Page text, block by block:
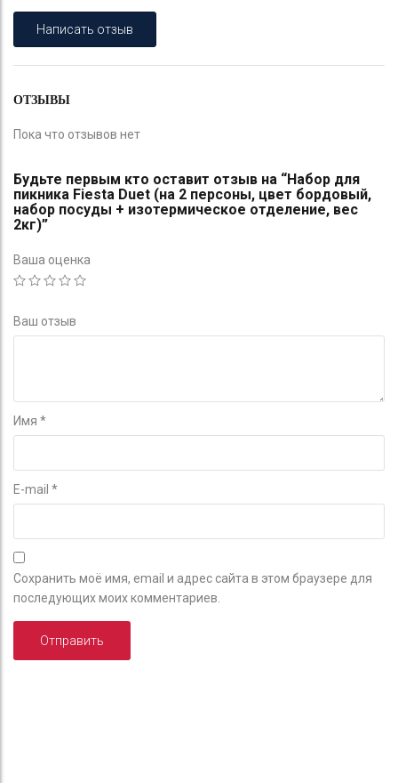
Написать отзыв
ОТЗЫВЫ
Пока что отзывов нет
Будьте первым кто оставит отзыв на “Набор для
пикника Fiesta Duet (на 2 персоны, цвет бордовый,
набор посуды + изотермическое отделение, вес
2кг)”
Ваша оценка
Ваш отзыв
Имя *
E-mail *
Сохранить моё имя, email и адрес сайта в этом браузере для
последующих моих комментариев.